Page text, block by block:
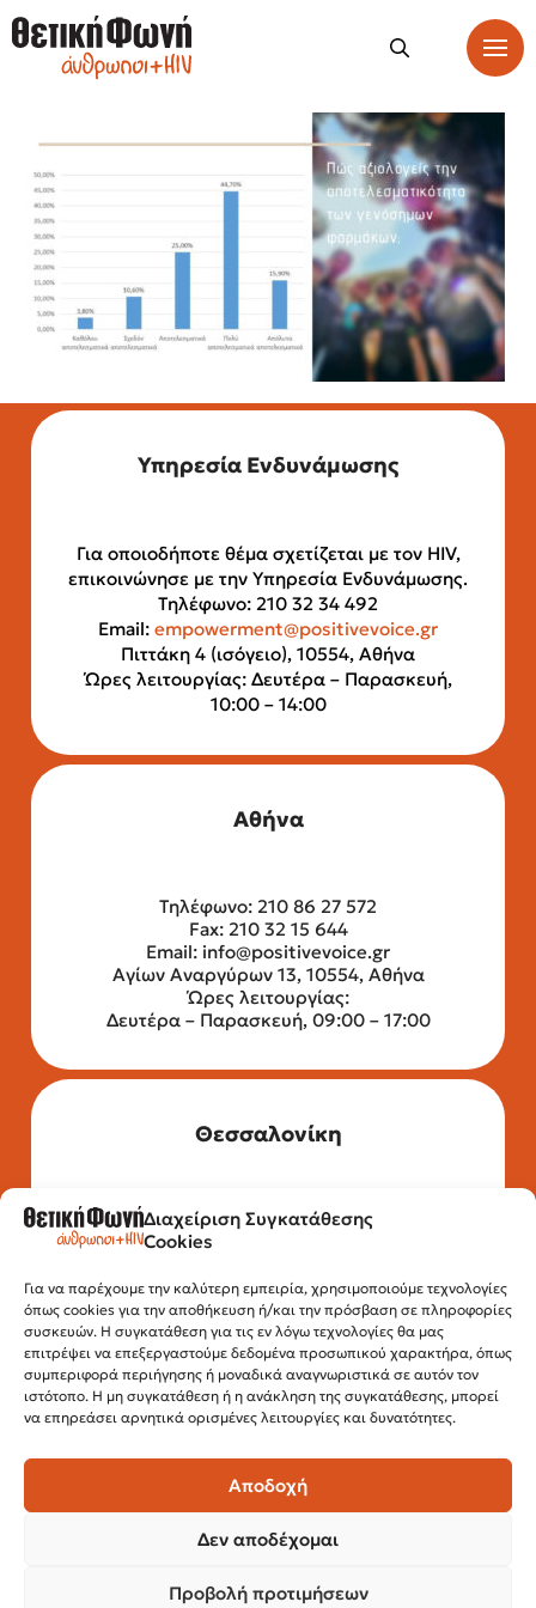
Διαχείριση Συγκατάθεσης
Cookies
Για να παρέχουμε την καλύτερη εμπειρία, χρησιμοποιούμε τεχνολογίες
όπως cookies για την αποθήκευση ή/και την πρόσβαση σε πληροφορίες
συσκευών. Η συγκατάθεση για τις εν λόγω τεχνολογίες θα μας
επιτρέψει να επεξεργαστούμε δεδομένα προσωπικού χαρακτήρα, όπως
συμπεριφορά περιήγησης ή μοναδικά αναγνωριστικά σε αυτόν τον
ιστότοπο. Η μη συγκατάθεση ή η ανάκληση της συγκατάθεσης, μπορεί
να επηρεάσει αρνητικά ορισμένες λειτουργίες και δυνατότητες.
Αποδοχή
Δεν αποδέχομαι
Προβολή προτιμήσεων
Υπηρεσία Ενδυνάμωσης
Για οποιοδήποτε θέμα σχετίζεται με τον HIV,
επικοινώνησε με την Υπηρεσία Ενδυνάμωσης.
Τηλέφωνο: 210 32 34 492
Email: empowerment@positivevoice.gr
Πιττάκη 4 (ισόγειο), 10554, Αθήνα
Ώρες λειτουργίας: Δευτέρα – Παρασκευή,
10:00 – 14:00
Αθήνα
Τηλέφωνο: 210 86 27 572
Fax: 210 32 15 644
Email: info@positivevoice.gr
Αγίων Αναργύρων 13, 10554, Αθήνα
Ώρες λειτουργίας:
Δευτέρα – Παρασκευή, 09:00 – 17:00
Θεσσαλονίκη
Τηλέφωνο: 2315 525 020
Fax: 210 32 15 644
Εγνατίας 112, 3ος όροφος, 54622,
Θεσσαλονίκη
Ώρες λειτουργίας:
Δευτέρα – Παρασκευή, 10:00 –14:00